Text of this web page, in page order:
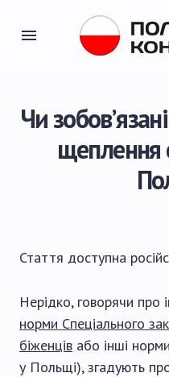
Чи
щеплення
Стаття доступна
Нерідко, говорячи про
норми Спеціального
біженців або інші
у Польщі), згадують